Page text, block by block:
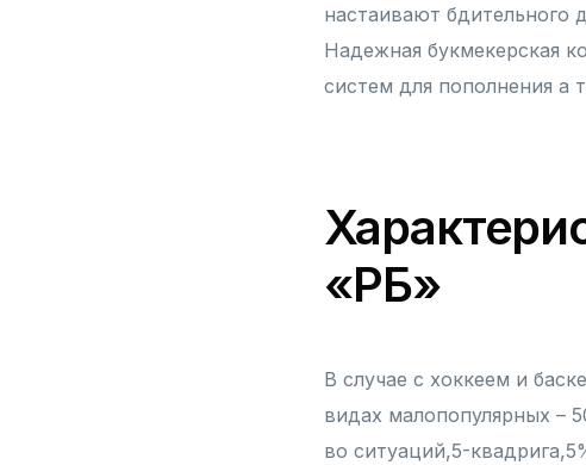
настаивают бдительного
Надежная букмекерская
систем для пополнения а
«РБ»
В случае с хоккеем и
видах малопопулярных –
во ситуаций,5-